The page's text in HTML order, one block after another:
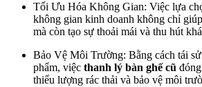
Tối Ưu Hóa Không Gian: Việc lựa
không gian kinh doanh không chỉ
mà còn tạo sự thoải mái và thu hút
Bảo Vệ Môi Trường: Bằng cách tái
phẩm, việc thanh lý bàn ghế cũ
thiểu lượng rác thải và bảo vệ môi